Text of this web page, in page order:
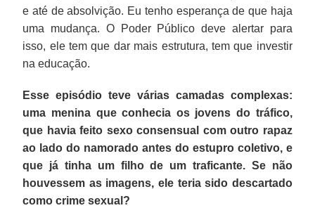
e até de absolvição. Eu tenho esperança de que haja
uma mudança. O Poder Público deve alertar para
isso, ele tem que dar mais estrutura, tem que investir
na educação.
Esse episódio teve várias camadas complexas:
uma menina que conhecia os jovens do tráfico,
que havia feito sexo consensual com outro rapaz
ao lado do namorado antes do estupro coletivo, e
que já tinha um filho de um traficante. Se não
houvessem as imagens, ele teria sido descartado
como crime sexual?